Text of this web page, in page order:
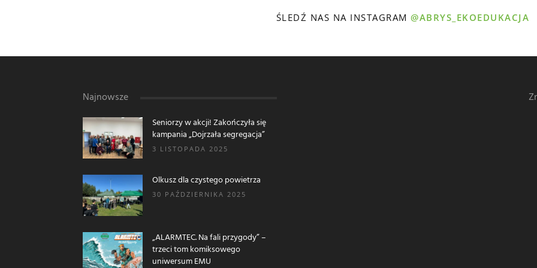
ŚLEDŹ NAS NA INSTAGRAM@ABRYS_EKOEDUKACJA
Najnowsze
Seniorzy w akcji! Zakończyła się
kampania „Dojrzała segregacja”
3 LISTOPADA 2025
Olkusz dla czystego powietrza
30 PAŹDZIERNIKA 2025
„ALARMTEC. Na fali przygody” –
trzeci tom komiksowego
uniwersum EMU